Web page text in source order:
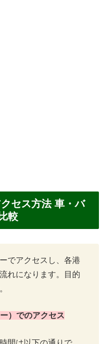
セス方法 車・バ
較
でアクセスし、各港
れになります。目的
）でのアクセス